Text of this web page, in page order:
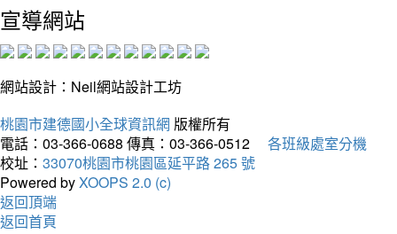
宣導網站
網站設計：Neil網站設計工坊
桃園市建德國小全球資訊網 版權所有
電話：03-366-0688 傳真：03-366-0512
各班級處室分機
校址： 33070桃園市桃園區延平路 265 號
Powered byXOOPS 2.0 (c)
返回頂端
返回首頁